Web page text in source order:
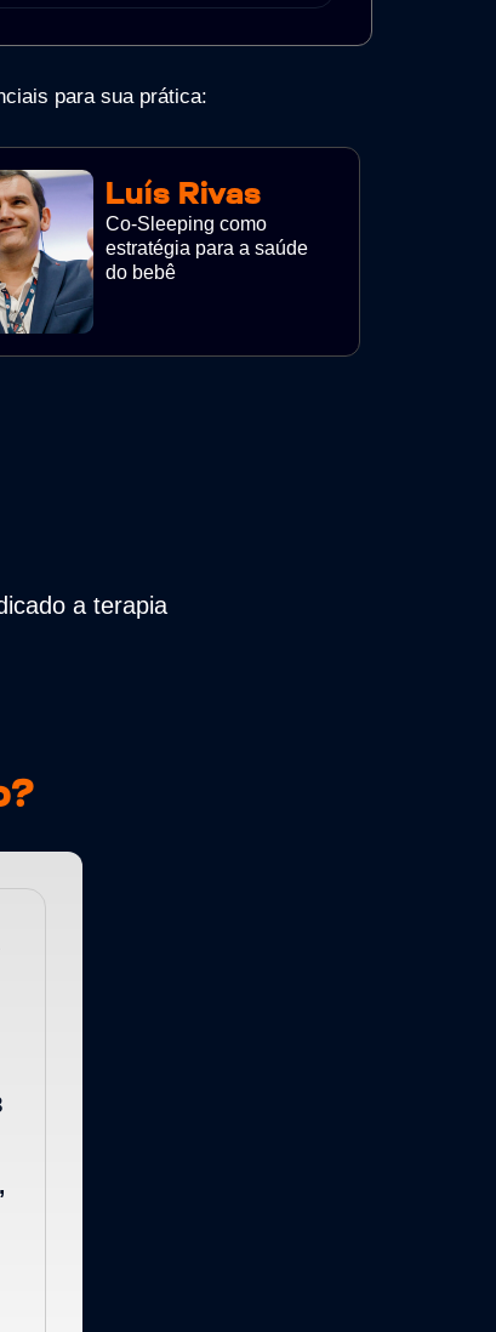
para sua prática:
Luís Rivas
Co-Sleeping como
estratégia para a saúde
do bebê
a terapia